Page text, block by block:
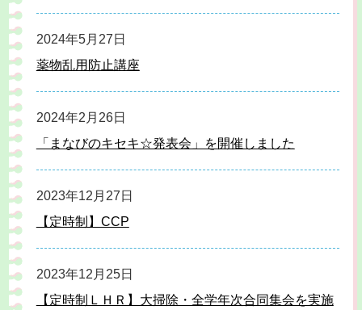
2024年5月27日
薬物乱用防止講座
2024年2月26日
「まなびのキセキ☆発表会」を開催しました
2023年12月27日
【定時制】CCP
2023年12月25日
【定時制ＬＨＲ】大掃除・全学年次合同集会を実施